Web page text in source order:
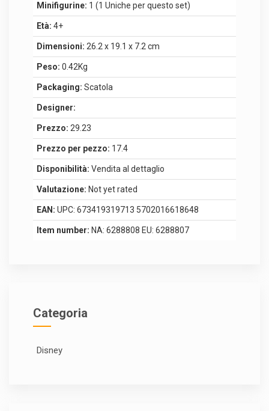
Minifigurine: 1 (1 Uniche per questo set)
Età: 4+
Dimensioni: 26.2 x 19.1 x 7.2 cm
Peso: 0.42Kg
Packaging: Scatola
Designer:
Prezzo: 29.23
Prezzo per pezzo: 17.4
Disponibilità: Vendita al dettaglio
Valutazione: Not yet rated
EAN: UPC: 673419319713 5702016618648
Item number: NA: 6288808 EU: 6288807
Categoria
Disney